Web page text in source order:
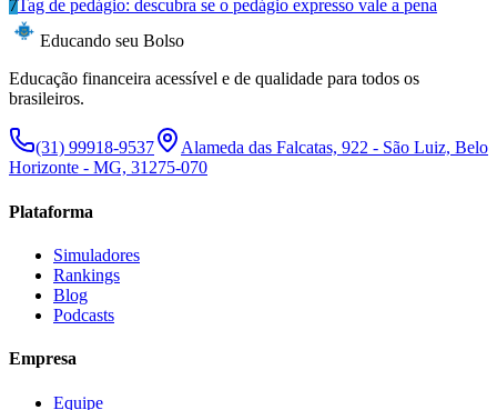
7Tag de pedágio: descubra se o pedágio expresso vale a pena
Educando seu Bolso
Educação financeira acessível e de qualidade para todos os
brasileiros.
(31) 99918-9537
Alameda das Falcatas, 922 - São Luiz, Belo
Horizonte - MG, 31275-070
Plataforma
Simuladores
Rankings
Blog
Podcasts
Empresa
Equipe